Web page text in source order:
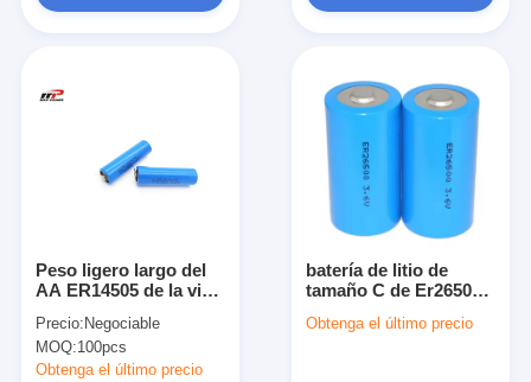
Peso ligero largo del
AA ER14505 de la vida
la batería ER14500 de
la prueba primaria del
escape
Precio: Negociable
MOQ:100pcs
Obtenga el último precio
batería de litio de
tamaño C de Er26500
Obtenga el último precio